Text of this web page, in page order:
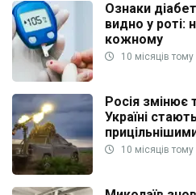
Ознаки
видно у роті:
кожному
10 місяців тому
Росія змінює
Україні
10 місяців тому